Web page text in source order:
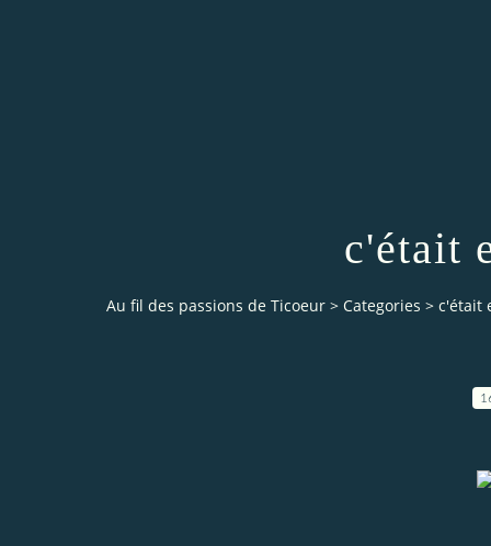
c'était
Au fil des passions de Ticoeur > Categories > c'était